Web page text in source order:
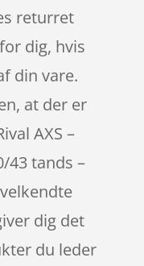
returret
dig, hvis
din vare.
at der er
AXS –
43 tands –
dig det
du leder